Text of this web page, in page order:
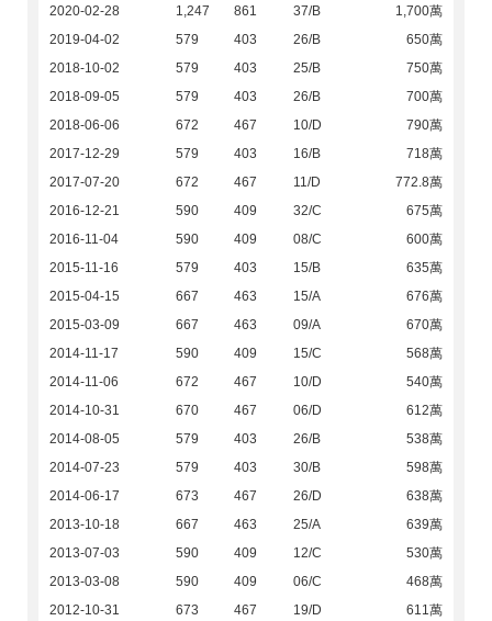
2020-02-28 1,247 861 37/B
1,700萬
2019-04-02
579 403 26/B
650萬
2018-10-02
579 403 25/B
750萬
2018-09-05
579 403 26/B
700萬
2018-06-06
672 467 10/D
790萬
2017-12-29
579 403 16/B
718萬
2017-07-20
672 467 11/D
772.8萬
2016-12-21
590 409 32/C
675萬
2016-11-04
590 409 08/C
600萬
2015-11-16
579 403 15/B
635萬
2015-04-15
667 463 15/A
676萬
2015-03-09
667 463 09/A
670萬
2014-11-17
590 409 15/C
568萬
2014-11-06
672 467 10/D
540萬
2014-10-31
670 467 06/D
612萬
2014-08-05
579 403 26/B
538萬
2014-07-23
579 403 30/B
598萬
2014-06-17
673 467 26/D
638萬
2013-10-18
667 463 25/A
639萬
2013-07-03
590 409 12/C
530萬
2013-03-08
590 409 06/C
468萬
2012-10-31
673 467 19/D
611萬